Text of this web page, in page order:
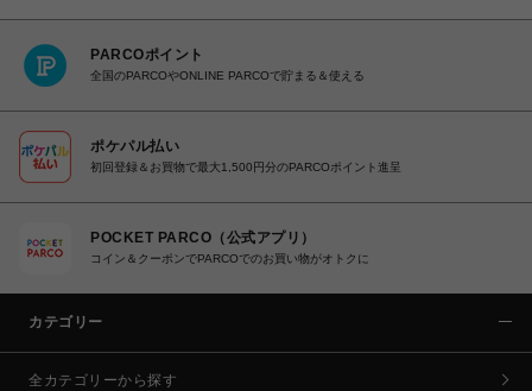
PARCOポイント
全国のPARCOやONLINE PARCOで貯まる＆使える
ポケパル払い
初回登録＆お買物で最大1,500円分のPARCOポイント進呈
POCKET PARCO（公式アプリ）
コイン＆クーポンでPARCOでのお買い物がオトクに
カテゴリー
全カテゴリーから探す